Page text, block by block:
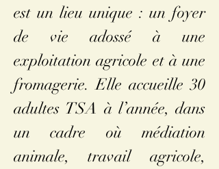
est un lieu unique : un foyer
de vie adossé à une
exploitation agricole et à une
fromagerie. Elle accueille 30
adultes TSA à l’année, dans
un cadre où médiation
animale, travail agricole,